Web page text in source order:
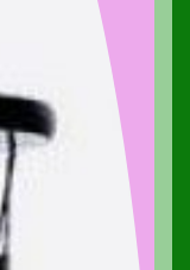
naturelles ou